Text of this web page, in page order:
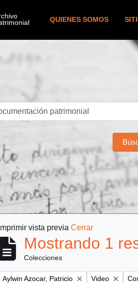
QUIENES SOMOS
Imprimir vista previa Cerrar
Mostrando 1
Colecciones
Remove filter:
Aylwin Azocar, Patricio Remove filter:
Video